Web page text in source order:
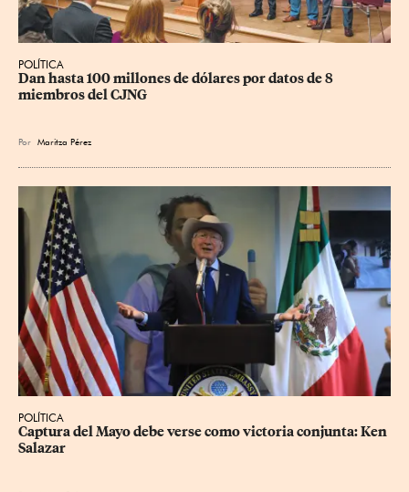
POLÍTICA
Dan hasta 100 millones de dólares por datos de 8
miembros del CJNG
Por Maritza Pérez
POLÍTICA
Captura del Mayo debe verse como victoria conjunta: Ken
Salazar